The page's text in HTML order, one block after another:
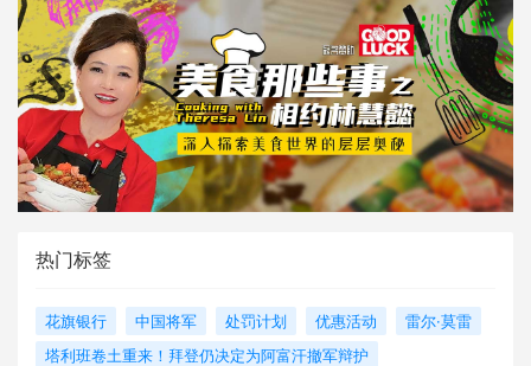
热门标签
花旗银行 中国将军 处罚计划 优惠活动
雷尔·莫雷
塔利班卷土重来！拜登仍决定为阿富汗撤军辩护